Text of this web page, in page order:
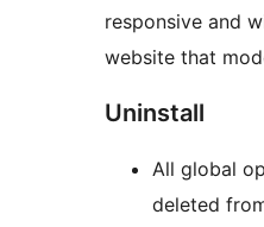
responsive and
website that
Uninstall
All global
deleted